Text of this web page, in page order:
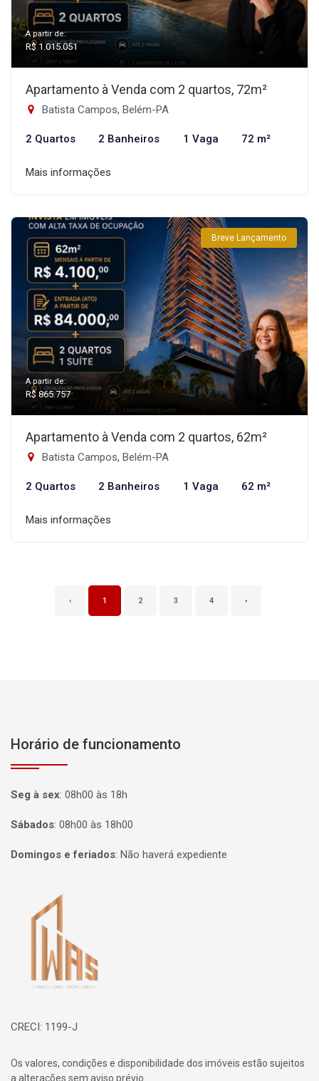
A partir de:
R$ 1.015.051
Apartamento à Venda com 2 quartos, 72m²
Batista Campos, Belém-PA
2 Quartos 2 Banheiros 1 Vaga 72 m²
Mais informações
Breve Lançamento
A partir de:
R$ 865.757
Apartamento à Venda com 2 quartos, 62m²
Batista Campos, Belém-PA
2 Quartos 2 Banheiros 1 Vaga 62 m²
Mais informações
‹ 1 2 3 4 ›
Horário de funcionamento
Seg à sex: 08h00 às 18h
Sábados: 08h00 às 18h00
Domingos e feriados: Não haverá expediente
Página inicial
CRECI: 1199-J
Os valores, condições e disponibilidade dos imóveis estão sujeitos
a alterações sem aviso prévio.